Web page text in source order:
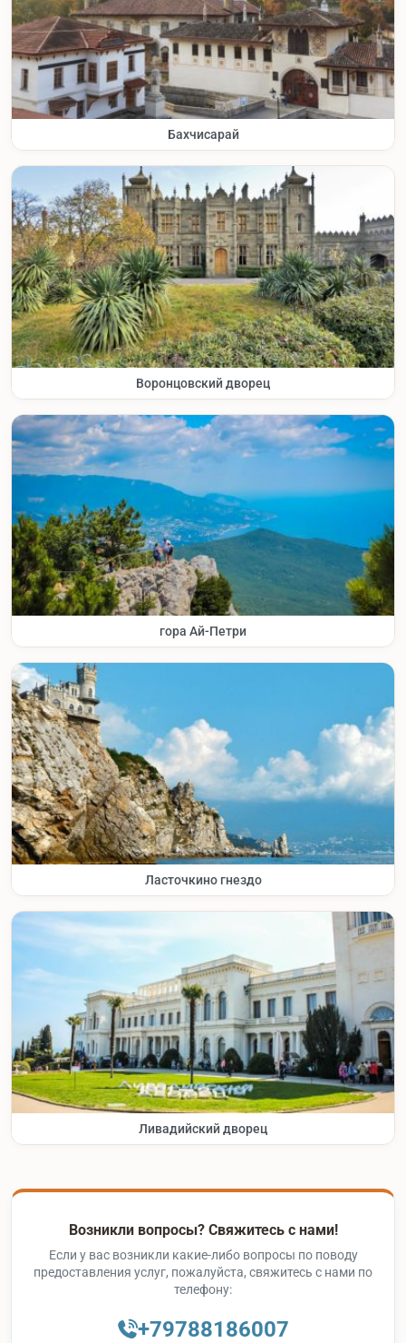
Бахчисарай
Воронцовский дворец
гора Ай-Петри
Ласточкино гнездо
Ливадийский дворец
Возникли вопросы? Свяжитесь с нами!
Если у вас возникли какие-либо вопросы по поводу
предоставления услуг, пожалуйста, свяжитесь с нами по
телефону:
+79788186007